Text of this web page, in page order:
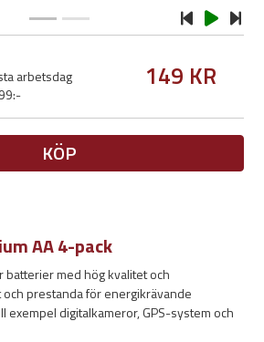
arbetsdag
149 KR
KÖP
AA 4-pack
batterier med hög kvalitet och
prestanda för energikrävande
exempel digitalkameror, GPS-system och